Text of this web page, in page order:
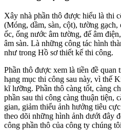
Xây nhà phần thô được hiểu là thi
(Móng, dầm, sàn, cột), tường
ốc, ống nước âm tường, đế âm
âm sàn. Là những công tác hình
như trong Hồ sơ thiết kế thi công.
Phần thô được xem là tiền đề quan
hạng mục thi công sau này, vì thế
kĩ lưỡng. Phần thô càng tốt, càng
phần sau thi công càng thuận tiện,
gian, giảm thiểu ảnh hưởng tiêu
theo dõi những hình ảnh dưới đây
công phần thô của công ty chúng